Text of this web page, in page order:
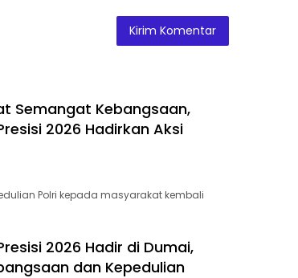
Semangat Kebangsaan,
2026 Hadirkan Aksi
Polri kepada masyarakat kembali
2026 Hadir di Dumai,
dan Kepedulian